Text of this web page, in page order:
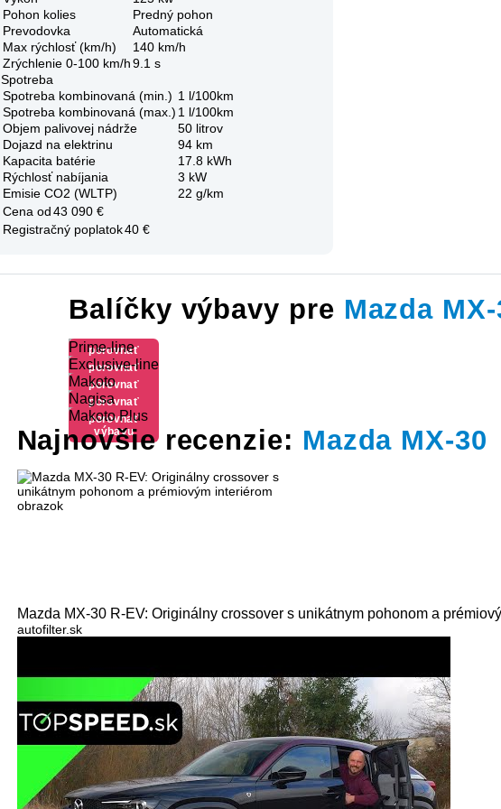
Pohon kolies
Predný pohon
Prevodovka
Automatická
Max rýchlosť (km/h)
140 km/h
Zrýchlenie 0-100 km/h9.1 s
Spotreba
Spotreba kombinovaná (min.) 1 l/100km
Spotreba kombinovaná (max.) 1 l/100km
Objem palivovej nádrže
50 litrov
Dojazd na elektrinu
94 km
Kapacita batérie
17.8 kWh
Rýchlosť nabíjania
3 kW
Emisie CO2 (WLTP)
22 g/km
Cena od43 090 €
Registračný poplatok40 €
Balíčky výbavy pre Mazda
porovnať
výbavu
Prime-line
porovnať
výbavu
Exclusive-line
porovnať
výbavu
Makoto
porovnať
výbavu
Nagisa
porovnať
výbavu
Makoto Plus
Najnovšie recenzie: Mazda MX-30
Mazda MX-30 R-EV: Originálny crossover s unikátnym pohonom a
autofilter.sk